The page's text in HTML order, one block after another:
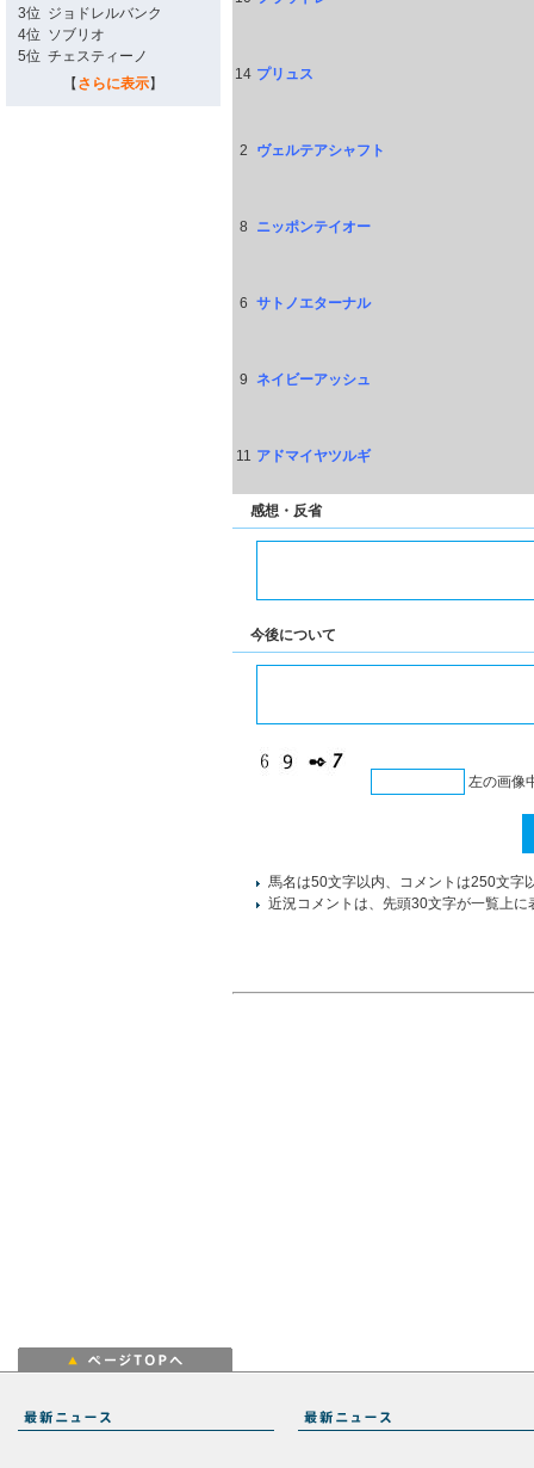
3位 ジョドレルバンク
4位 ソブリオ
5位 チェスティーノ
【 さらに表示】
14 プリュス
2 ヴェルテアシャフト
8 ニッポンテイオー
6 サトノエターナル
9 ネイビーアッシュ
11 アドマイヤツルギ
感想・反省
今後について
左の画像
馬名は50文字以内、コメントは250文字
近況コメントは、先頭30文字が一覧上に